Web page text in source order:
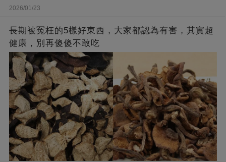
2026/01/23
長期被冤枉的5樣好東西，大家都認為有害，其實超
健康，別再傻傻不敢吃